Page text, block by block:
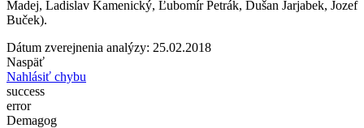
Madej, Ladislav Kamenický, Ľubomír Petrák, Dušan Jarjabek, Jozef
Buček).
Dátum zverejnenia analýzy: 25.02.2018
Naspäť
Nahlásiť chybu
success
error
Demagog